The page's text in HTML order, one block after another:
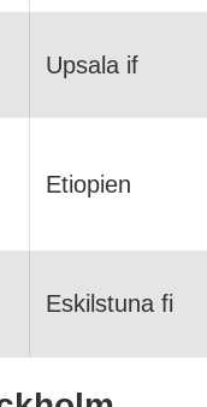
Upsala if
Etiopien
Eskilstuna fi